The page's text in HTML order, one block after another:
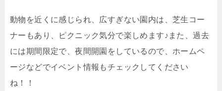
動物を近くに感じられ、広すぎない園内は、芝生コー
ナーもあり、ピクニック気分で楽しめます♪また、過去
には期間限定で、夜間開園をしているので、ホームペ
ージなどでイベント情報もチェックしてください
ね！！